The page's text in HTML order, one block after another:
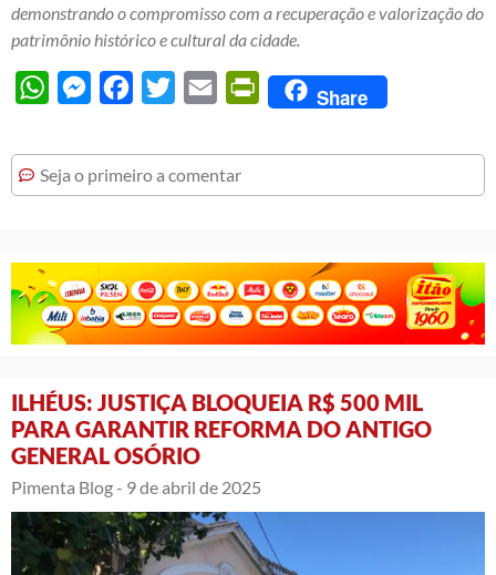
demonstrando o compromisso com a recuperação e valorização do
patrimônio histórico e cultural da cidade.
WhatsAppMessengerFacebook
Twitter Email PrintFriendly
Share
Seja o primeiro a comentar
ILHÉUS: JUSTIÇA BLOQUEIA R$ 500 MIL
PARA GARANTIR REFORMA DO ANTIGO
GENERAL OSÓRIO
Pimenta Blog - 9 de abril de 2025